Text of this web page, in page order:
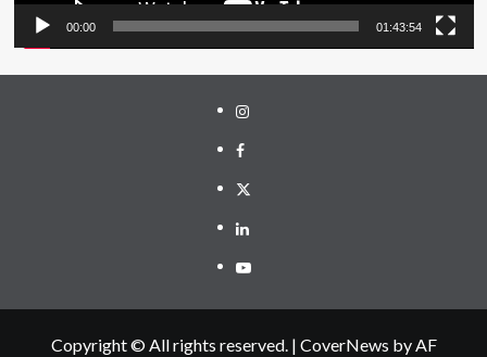
00:00 01:43:54
Instagram
Facebook
Twitter
Linkedin
Youtube
Copyright © All rights reserved. | CoverNews by AF